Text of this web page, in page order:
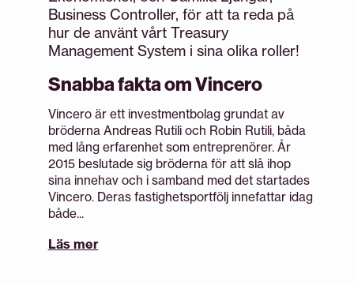
Business Controller, för att ta reda på
hur de använt vårt Treasury
Management System i sina olika roller!
Snabba fakta om Vincero
Vincero är ett investmentbolag grundat av
bröderna Andreas Rutili och Robin Rutili, båda
med lång erfarenhet som entreprenörer. År
2015 beslutade sig bröderna för att slå ihop
sina innehav och i samband med det startades
Vincero. Deras fastighetsportfölj innefattar idag
både...
Läs mer